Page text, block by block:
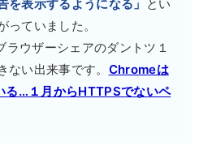
を表示するようになる」 とい
っていました。
ウザーシェアのダントツ１
ない出来事です。 Chromeは
る…１月からHTTPSでないペ